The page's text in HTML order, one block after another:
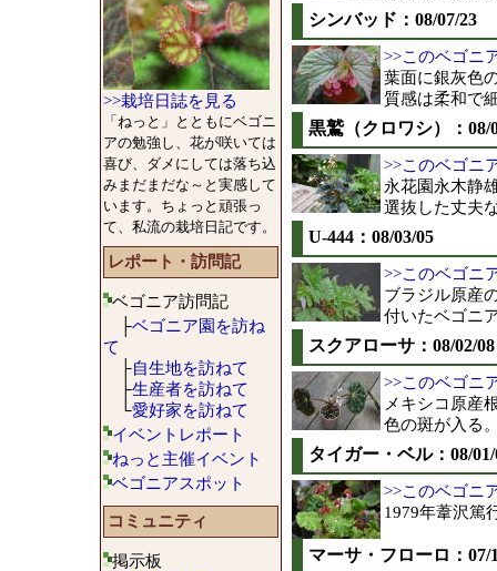
>>栽培日誌を見る
「ねっと」とともにベゴニ
アの勉強し、花が咲いては
喜び、ダメにしては落ち込
みまだまだな～と実感して
います。ちょっと頑張っ
て、私流の栽培日記です。
レポート・訪問記
ベゴニア訪問記
├ベゴニア園を訪ね
て
├自生地を訪ねて
├生産者を訪ねて
└愛好家を訪ねて
イベントレポート
ねっと主催イベント
ベゴニアスポット
コミュニティ
掲示板
シンバッド：08/07/23
>>このベゴニ
葉面に銀灰色
質感は柔和で
黒鷲（クロワシ）：08/
>>このベゴニ
永花園永木静
選抜した丈夫
U-444：08/03/05
>>このベゴニ
ブラジル原産
付いたベゴニ
スクアローサ：08/02/08
>>このベゴニ
メキシコ原産
色の斑が入る
タイガー・ベル：08/01/
>>このベゴニ
1979年葦沢篤
マーサ・フローロ：07/